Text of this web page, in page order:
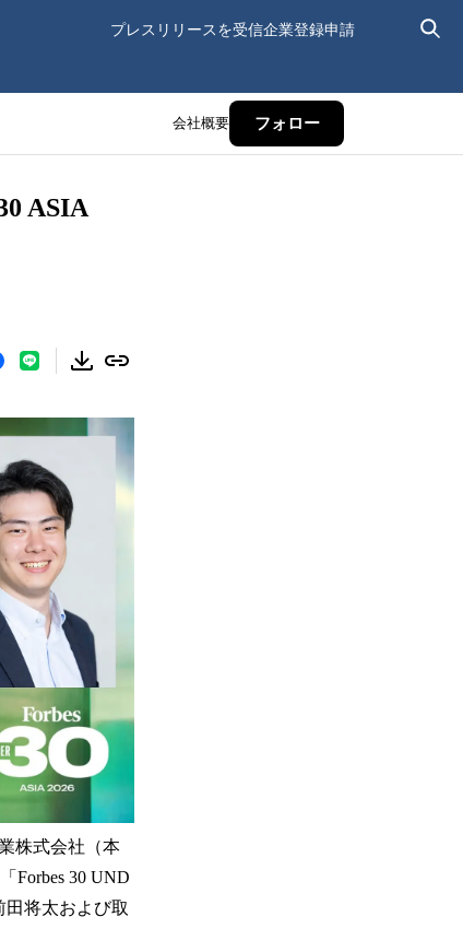
プレスリリースを受信企業登録申請
会社概要 フォロー
ASIA
株式会社（本
Forbes 30 UND
田将太および取